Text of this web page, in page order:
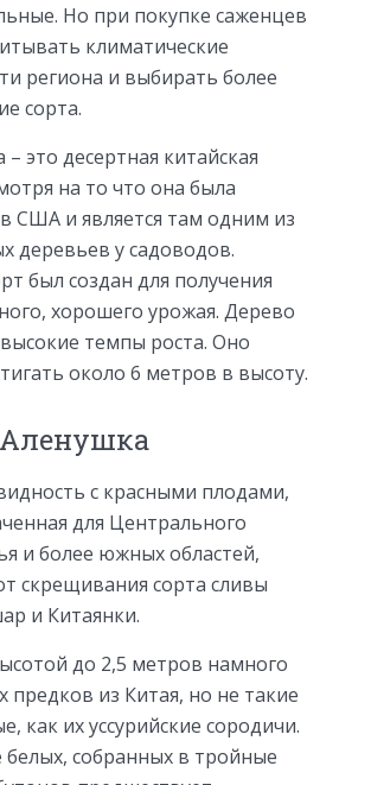
Но при покупке саженцев
климатические
региона и выбирать более
сорта.
– это десертная китайская
на то что она была
США и является там одним из
деревьев у садоводов.
был создан для получения
хорошего урожая. Дерево
темпы роста. Оно
около 6 метров в высоту.
с красными плодами,
для Центрального
и более южных областей,
скрещивания сорта сливы
и Китаянки.
до 2,5 метров намного
предков из Китая, но не такие
как их уссурийские сородичи.
белых, собранных в тройные